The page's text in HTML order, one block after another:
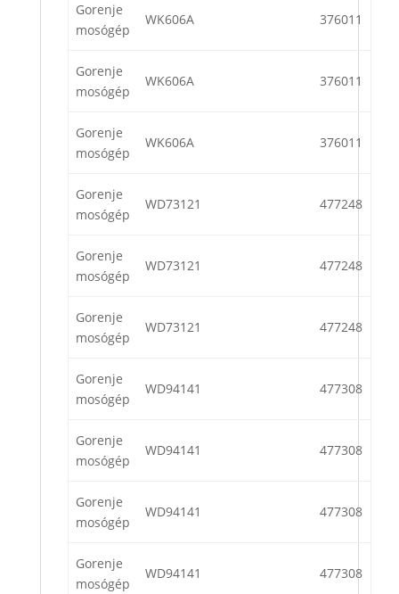
Gorenje
mosógép
WK606A 376011
Gorenje
mosógép
WK606A 376011
Gorenje
mosógép
WK606A 376011
Gorenje
mosógép
WD73121 477248
Gorenje
mosógép
WD73121 477248
Gorenje
mosógép
WD73121 477248
Gorenje
mosógép
WD94141 477308
Gorenje
mosógép
WD94141 477308
Gorenje
mosógép
WD94141 477308
Gorenje
mosógép
WD94141 477308